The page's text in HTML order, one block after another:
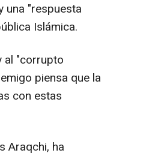
una "respuesta
Islámica.
al "corrupto
piensa que la
con estas
Araqchi, ha